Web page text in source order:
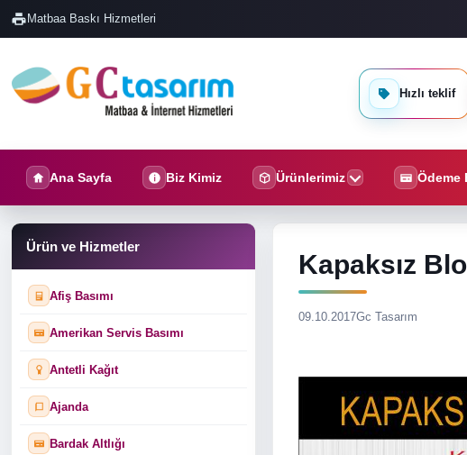
Matbaa Baskı Hizmetleri
Hızlı teklif
Ürünlerimiz
Ana Sayfa Biz Kimiz Ödeme
Ürün ve Hizmetler
Afiş Basımı
Amerikan Servis Basımı
Antetli Kağıt
Ajanda
Bardak Altlığı
Kapaksız
09.10.2017Gc Tasarım